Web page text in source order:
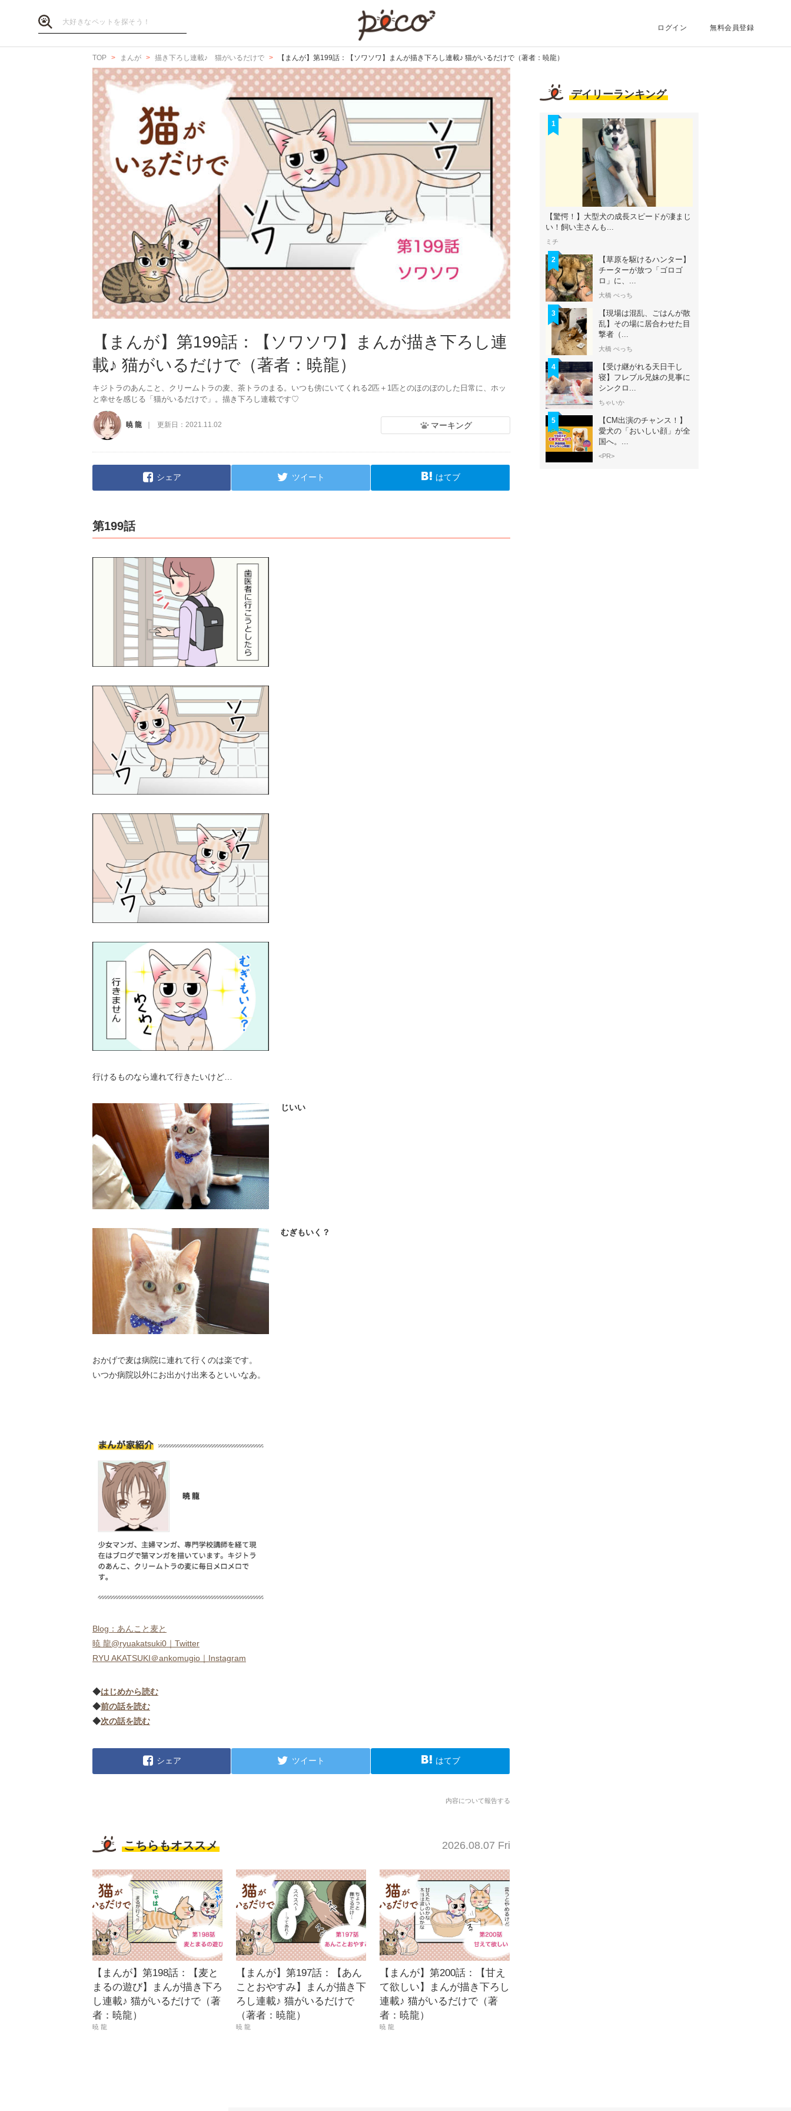
ログイン 無料会員登録
TOP まんが 描き下ろし連載♪ 猫がいるだけで 【まんが】第199話：【ソワソワ】まんが描き下ろし連載♪ 猫がいるだけで（著者：暁龍）
【まんが】第199話：【ソワソワ】まんが描き下ろし連
載♪ 猫がいるだけで（著者：暁龍）
キジトラのあんこと、クリームトラの麦、茶トラのまる。いつも傍にいてくれる2匹＋1匹とのほのぼのした日常に、ホッ
と幸せを感じる「猫がいるだけで」。描き下ろし連載です♡
暁 龍 更新日： 2021.11.02 マーキング
シェア ツイート はてブ
第199話
行けるものなら連れて行きたいけど…
じいい
むぎもいく？
おかげで麦は病院に連れて行くのは楽です。
いつか病院以外にお出かけ出来るといいなあ。
Blog：あんこと麦と
暁 龍@ryuakatsuki0｜Twitter
RYU AKATSUKI＠ankomugio｜Instagram
◆はじめから読む
◆前の話を読む
◆次の話を読む
シェア ツイート はてブ
内容について報告する
こちらもオススメ 2026.08.07 Fri
【まんが】第198話：【麦と
まるの遊び】まんが描き下ろ
し連載♪ 猫がいるだけで（著
者：暁龍）
暁 龍
【まんが】第197話：【あん
ことおやすみ】まんが描き下
ろし連載♪ 猫がいるだけで
（著者：暁龍）
暁 龍
【まんが】第200話：【甘え
て欲しい】まんが描き下ろし
連載♪ 猫がいるだけで（著
者：暁龍）
暁 龍
デイリーランキング
1
【驚愕！】大型犬の成長スピードが凄まじ
い！飼い主さんも...
ミチ
2
【草原を駆けるハンター】
チーターが放つ「ゴロゴ
ロ」に、...
大橋 ぺっち
3
【現場は混乱、ごはんが散
乱】その場に居合わせた目
撃者（...
大橋 ぺっち
4
【受け継がれる天日干し
寝】フレブル兄妹の見事に
シンクロ...
ちゃいか
5
【CM出演のチャンス！】
愛犬の「おいしい顔」が全
国へ。...
<PR>